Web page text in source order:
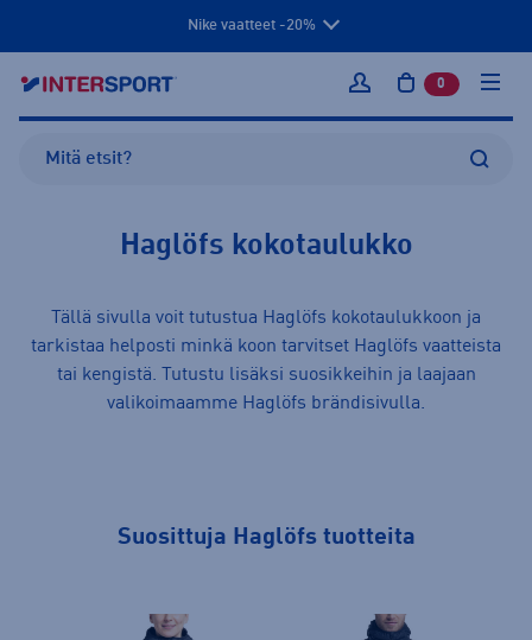
Nike vaatteet -20%
Kirjaudu sisään
0 tuotetta
Haglöfs kokotaulukko
Tällä sivulla voit tutustua Haglöfs kokotaulukkoon ja
tarkistaa helposti minkä koon tarvitset Haglöfs vaatteista
tai kengistä. Tutustu lisäksi suosikkeihin ja laajaan
valikoimaamme Haglöfs brändisivulla.
Suosittuja Haglöfs tuotteita